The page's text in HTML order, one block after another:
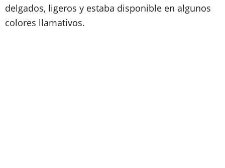
delgados, ligeros y estaba disponible en algunos
colores llamativos.